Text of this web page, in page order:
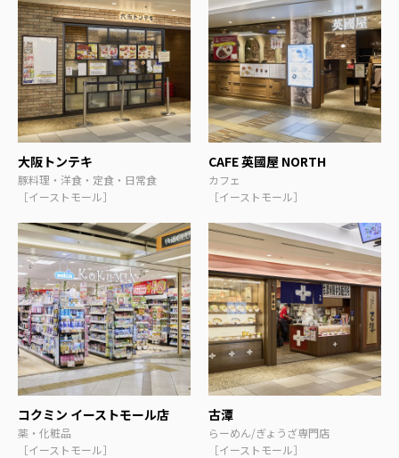
大阪トンテキ
豚料理・洋食・定食・日常食
［イーストモール］
CAFE 英國屋 NORTH
カフェ
［イーストモール］
コクミン イーストモール店
薬・化粧品
［イーストモール］
古潭
らーめん/ぎょうざ専門店
［イーストモール］